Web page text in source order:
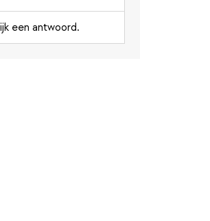
een antwoord.